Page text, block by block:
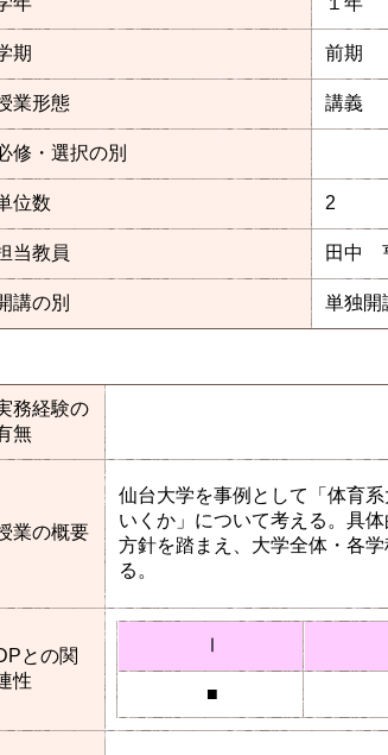
期 前期
業形態 講義
修・選択の別
位数 2
当教員 田中
講の別 単独開
務経験の
無
業の概要
仙台大学を事例として「体育
いくか」について考える。具
方針を踏まえ、大学全体・各
る。
との関
性
Ⅰ
■